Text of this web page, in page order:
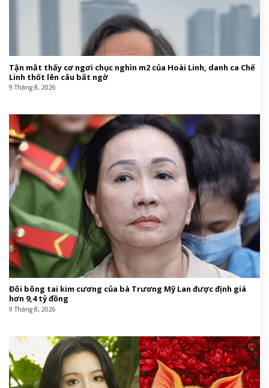
Tận mắt thấy cơ ngơi chục nghìn m2 của Hoài Linh, danh ca Chế
Linh thốt lên câu bất ngờ
9 Tháng 8, 2026
Đôi bông tai kim cương của bà Trương Mỹ Lan được định giá
hơn 9,4 tỷ đồng
9 Tháng 8, 2026